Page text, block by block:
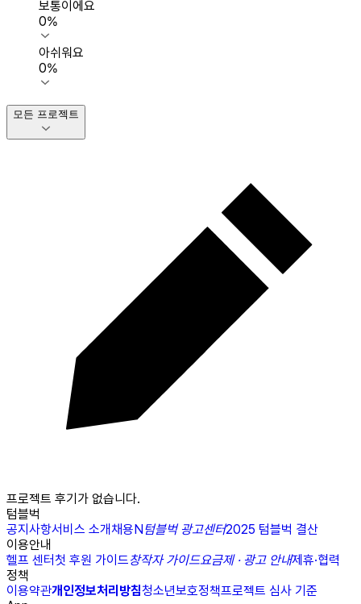
보통이에요
0%
아쉬워요
0%
모든 프로젝트
프로젝트 후기가 없습니다.
텀블벅
공지사항서비스 소개채용N텀블벅 광고센터2025 텀블벅 결산
이용안내
헬프 센터첫 후원 가이드창작자 가이드요금제 · 광고 안내제휴·협력
정책
이용약관개인정보처리방침청소년보호정책프로젝트 심사 기준